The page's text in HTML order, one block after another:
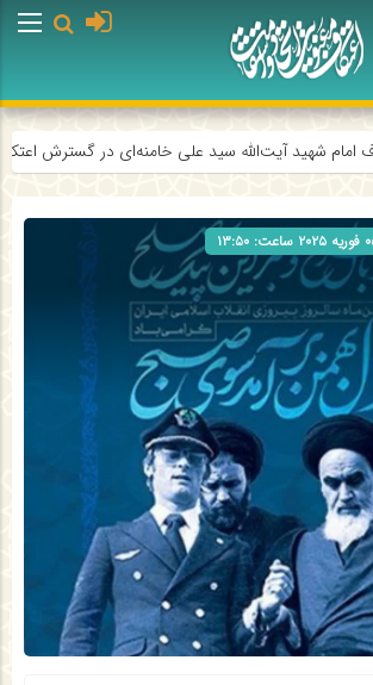
شهید آیت‌الله سید علی خامنه‌ای در گسترش اعتکاف